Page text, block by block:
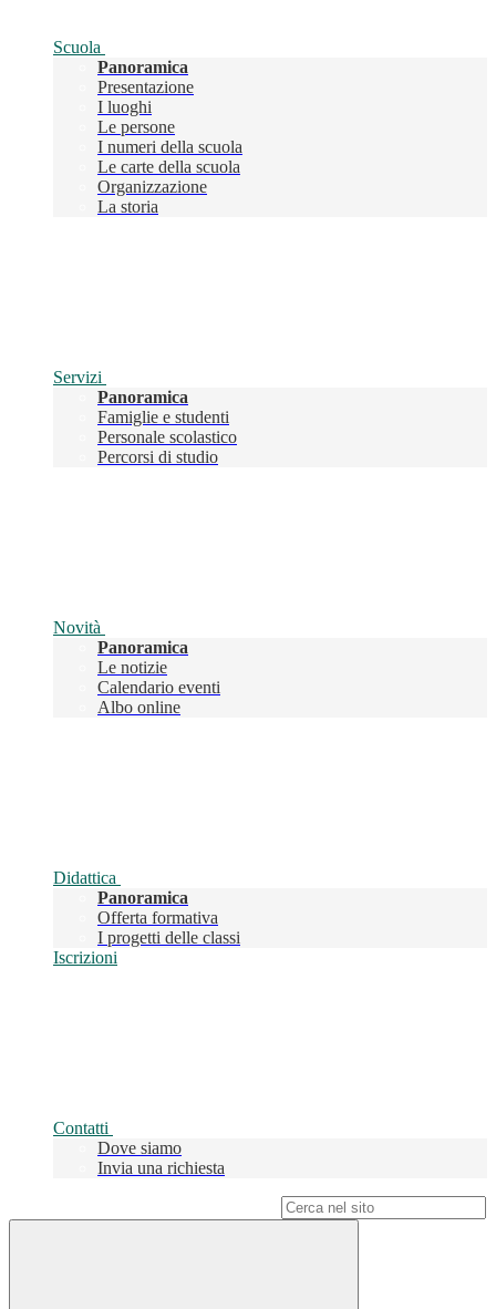
Scuola
Panoramica
Presentazione
I luoghi
Le persone
I numeri della scuola
Le carte della scuola
Organizzazione
La storia
Servizi
Panoramica
Famiglie e studenti
Personale scolastico
Percorsi di studio
Novità
Panoramica
Le notizie
Calendario eventi
Albo online
Didattica
Panoramica
Offerta formativa
I progetti delle classi
Iscrizioni
Contatti
Dove siamo
Invia una richiesta